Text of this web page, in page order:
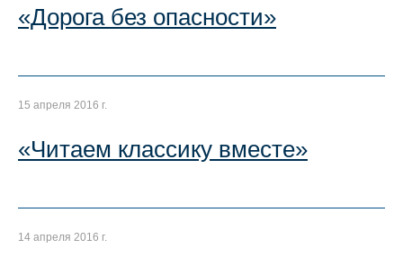
«Дорога без опасности»
15 апреля 2016 г.
«Читаем классику вместе»
14 апреля 2016 г.